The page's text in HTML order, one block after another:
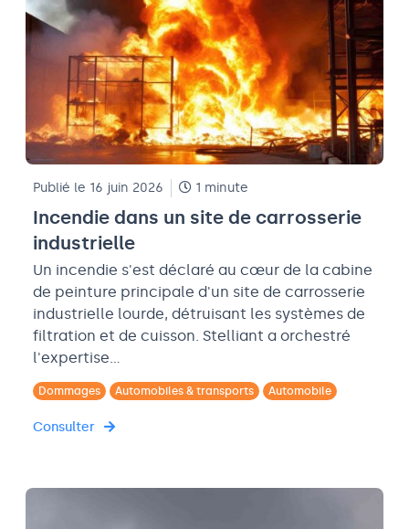
Publié le 16 juin 2026 1 minute
Incendie dans un site de carrosserie
industrielle
Un incendie s'est déclaré au cœur de la cabine
de peinture principale d'un site de carrosserie
industrielle lourde, détruisant les systèmes de
filtration et de cuisson. Stelliant a orchestré
l'expertise…
Dommages Automobiles & transports Automobile
Consulter